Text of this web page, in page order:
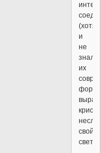
(хотя
и
не
знали
их
несли
свой
свет.